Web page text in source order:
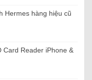
Hermes hàng hiệu cũ
Card Reader iPhone &